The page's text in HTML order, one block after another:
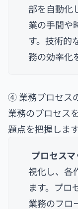
部を自動化
業の手間や
す。技術的
務の効率化
④ 業務プロセス
業務のプロセス
題点を把握しま
プロセス
視化し、各
ます。プロ
業務のフロ